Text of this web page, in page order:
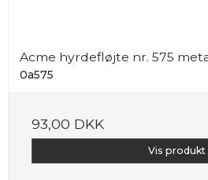
Acme hyrdefløjte nr. 575
0a575
93,00 DKK
Vis produkt